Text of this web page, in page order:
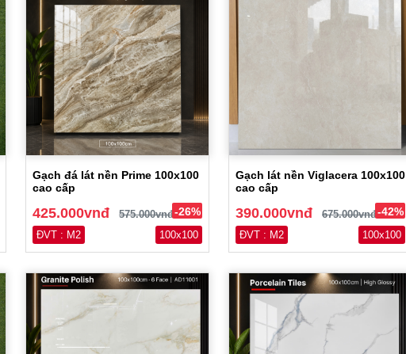
Gạch đá lát nền Prime 100x100
cao cấp
425.000vnđ 575.000vnđ -26%
ĐVT : M2 100x100
Gạch lát nền Viglacera 100x100
cao cấp
390.000vnđ 675.000vnđ -42%
ĐVT : M2 100x100